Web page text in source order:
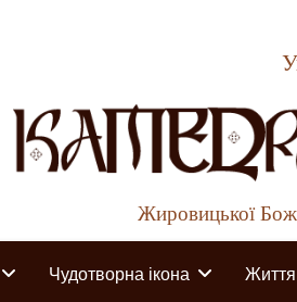
Жировицької
Чудотворна ікона Життя